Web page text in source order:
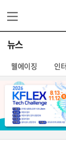
뉴스
웰에이징 인